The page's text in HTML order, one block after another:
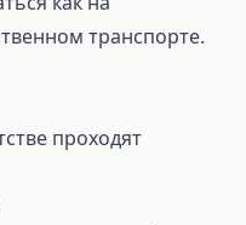
транспорте.
проходят